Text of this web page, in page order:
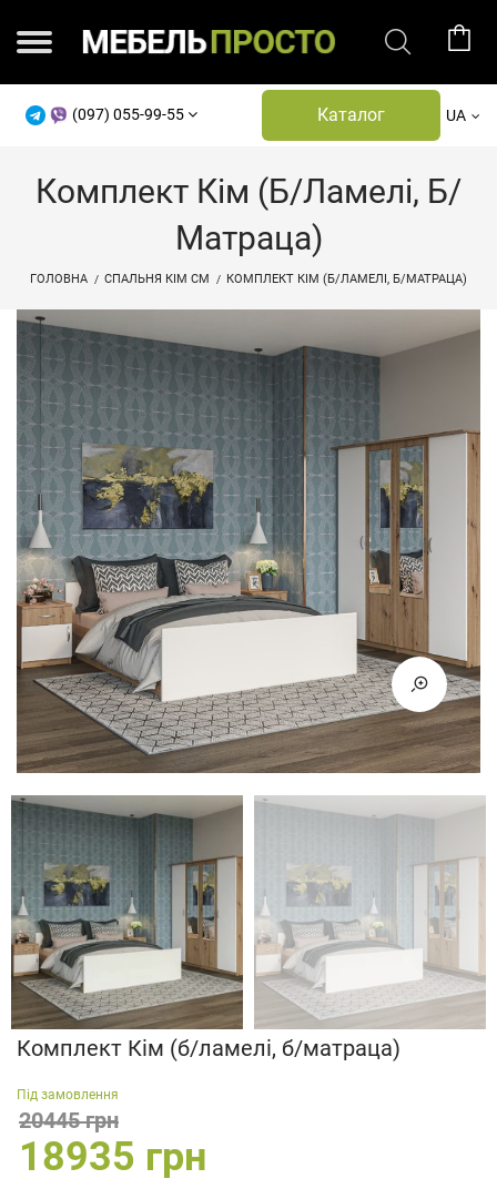
(097) 055-99-55 Каталог UA
Комплект Кім (б/ламелі, Б/
Матраца)
ГОЛОВНА СПАЛЬНЯ КІМ СМ КОМПЛЕКТ КІМ (Б/ЛАМЕЛІ, Б/МАТРАЦА)
Комплект Кім (б/ламелі, б/матраца)
Під замовлення
18935 грн
20445 грн